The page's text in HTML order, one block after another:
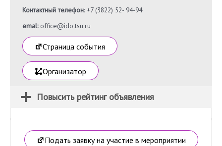
Контактный телефон: +7 (3822) 52- 94-94
emal: office@ido.tsu.ru
Страница события
Организатор
Повысить рейтинг объявления
Подать заявку на участие в мероприятии